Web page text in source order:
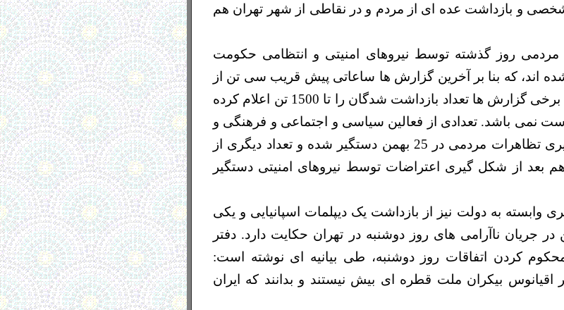
و بازداشت عده ای از مردم و در نقاطی از شهر تهران هم
مردمی روز گذشته توسط نیروهای امنیتی و انتظامی حکومت
اند، که بنا بر آخرین گزارش ها ساعاتی پیش قریب سی تن از
این بازداشت شدگان آزاد شدند. برخی گزارش ها تعداد بازداشت شدگان را تا 1500 تن اعلام کرده
نمی باشد. تعدادی از فعالین سیاسی و اجتماعی و فرهنگی و
روزنامه نگاران پیش از شکل گیری تظاهرات مردمی در 25 بهمن دستگیر شده‌ و تعداد دیگری از
بعد از شکل گیری اعتراضات توسط نیروهای امنیتی دستگیر
به دولت نیز از بازداشت یک دیپلمات اسپانیایی و یکی
جریان ناآرامی های روز دوشنبه در تهران حکایت دارد. دفتر
کردن اتفاقات روز دوشنبه، طی بیانیه ‌ای نوشته است:
اقیانوس بیکران ملت قطره ای بیش نیستند و بدانند که ایران